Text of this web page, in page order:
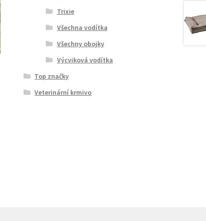
Trixie
Všechna vodítka
Všechny obojky
Výcviková vodítka
Top značky
Veterinární krmivo